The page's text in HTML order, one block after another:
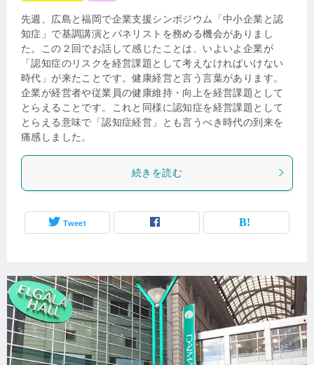
先週、広島と福岡で企業支援シンポジウム「中小企業と認
知症」で基調講演とパネリストを務める機会がありまし
た。この２回でお話して感じたことは、いよいよ企業が
「認知症のリスクを経営課題として考えなければいけない
時代」が来たことです。健康経営と言う言葉があります。
企業が経営者や従業員の健康維持・向上を経営課題として
とらえることです。これと同様に認知症を経営課題として
とらえる意味で「認知症経営」とも言うべき時代の到来を
痛感しました。
続きを読む
Tweet